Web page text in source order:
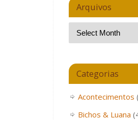
Arquivos
Categorias
Acontecimentos
Bichos & Luana